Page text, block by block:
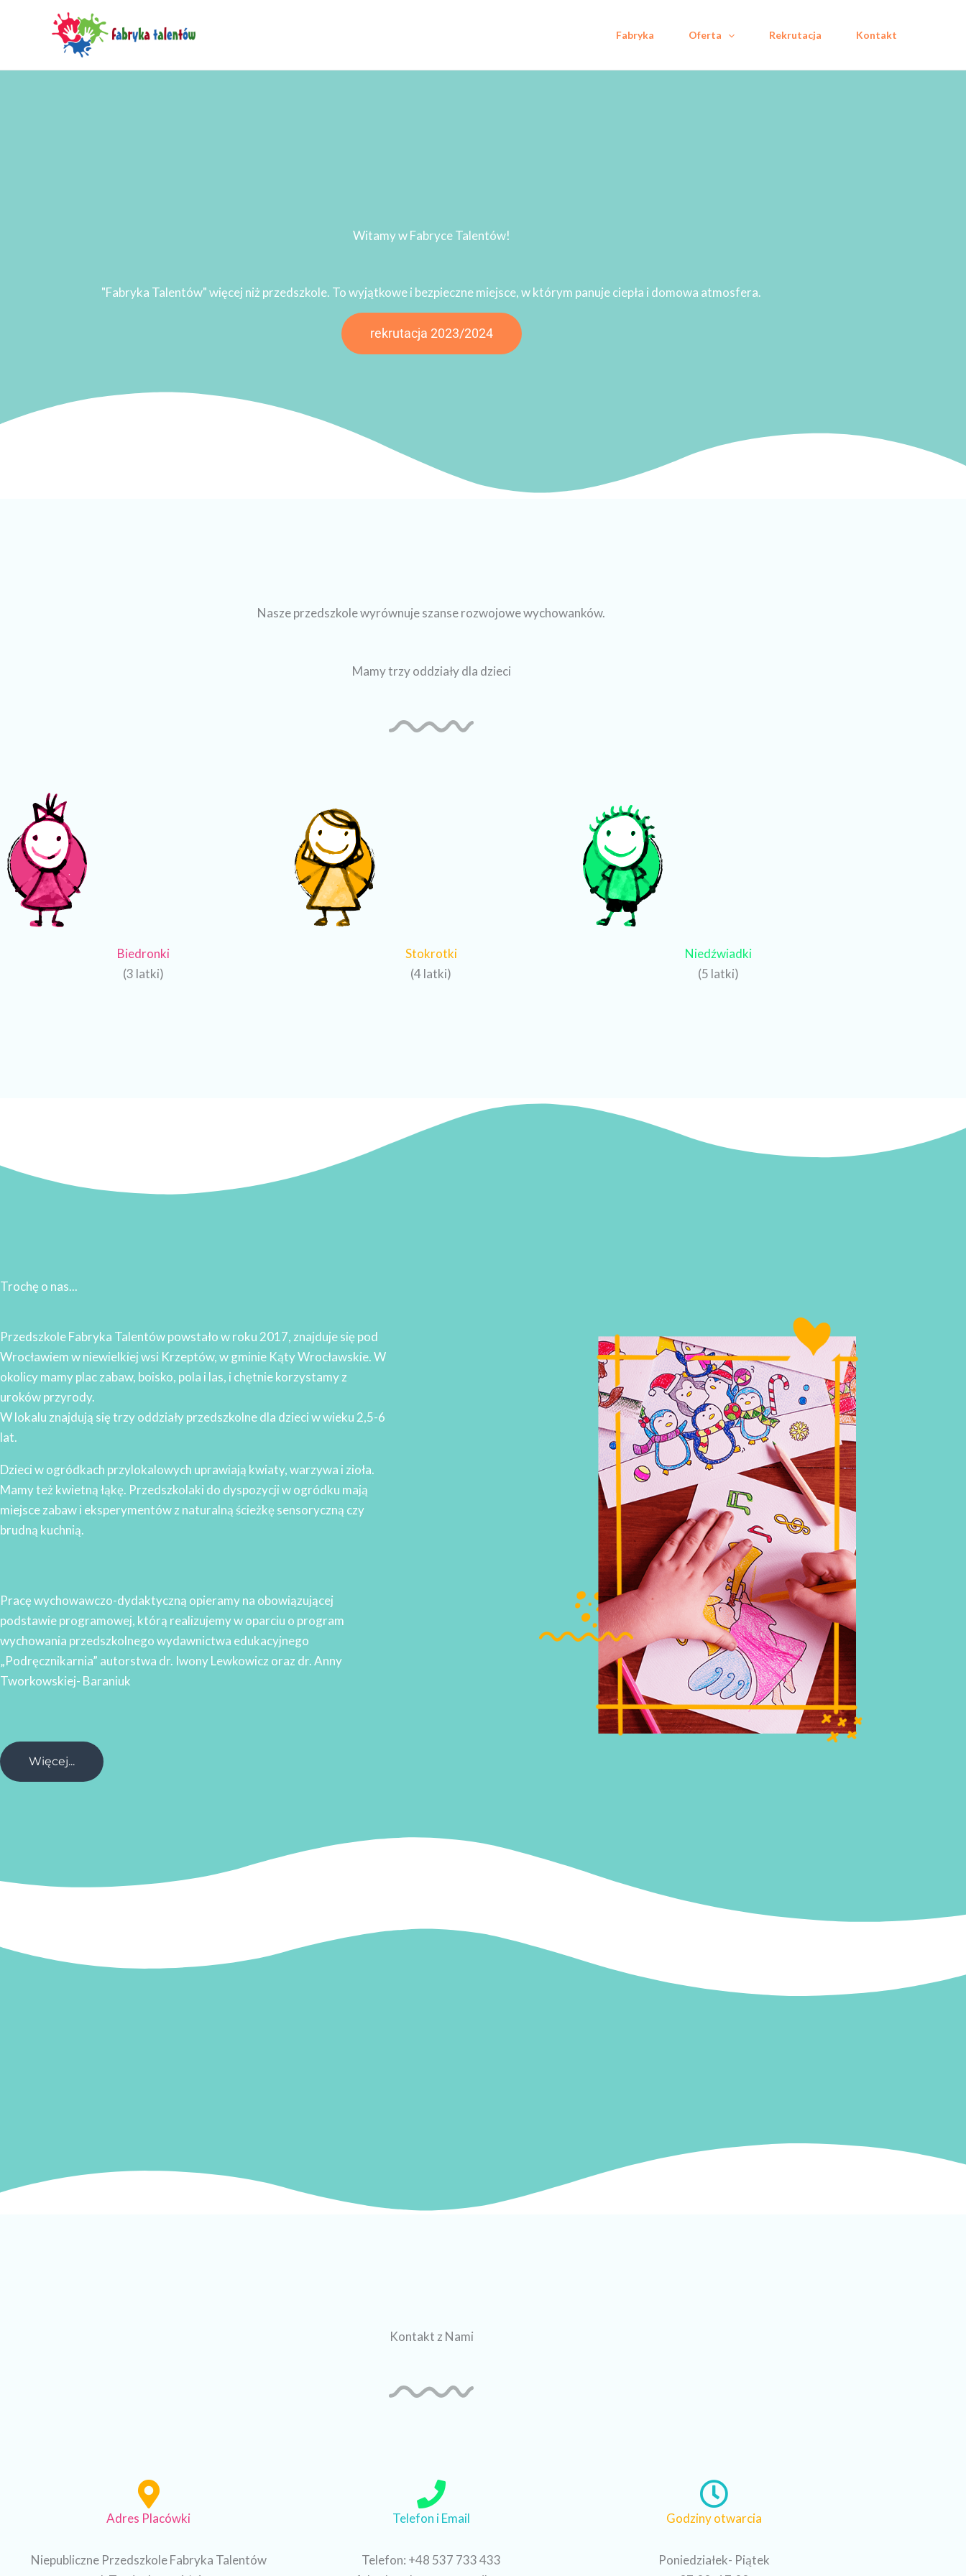
Fabryka Oferta Rekrutacja Kontakt
Witamy w Fabryce Talentów!
"Fabryka Talentów" więcej niż przedszkole. To wyjątkowe i bezpieczne miejsce, w którym panuje ciepła i domowa atmosfera.
rekrutacja 2023/2024
Nasze przedszkole wyrównuje szanse rozwojowe wychowanków.
Mamy trzy oddziały dla dzieci
Biedronki
(3 latki)
Stokrotki
(4 latki)
Niedźwiadki
(5 latki)
Trochę o nas...
Przedszkole Fabryka Talentów powstało w roku 2017, znajduje się pod
Wrocławiem w niewielkiej wsi Krzeptów, w gminie Kąty Wrocławskie. W
okolicy mamy plac zabaw, boisko, pola i las, i chętnie korzystamy z
uroków przyrody.
W lokalu znajdują się trzy oddziały przedszkolne dla dzieci w wieku 2,5-6
lat.
Dzieci w ogródkach przylokalowych uprawiają kwiaty, warzywa i zioła.
Mamy też kwietną łąkę. Przedszkolaki do dyspozycji w ogródku mają
miejsce zabaw i eksperymentów z naturalną ścieżkę sensoryczną czy
brudną kuchnią.
Pracę wychowawczo-dydaktyczną opieramy na obowiązującej
podstawie programowej, którą realizujemy w oparciu o program
wychowania przedszkolnego wydawnictwa edukacyjnego
„Podręcznikarnia” autorstwa dr. Iwony Lewkowicz oraz dr. Anny
Tworkowskiej- Baraniuk
Więcej...
Kontakt z Nami
Adres Placówki
Niepubliczne Przedszkole Fabryka Talentów
Telefon i Email
Telefon: +48 537 733 433
Godziny otwarcia
Poniedziałek- Piątek